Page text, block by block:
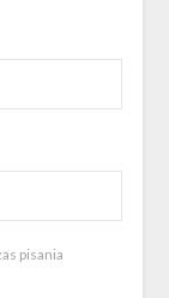
pisania